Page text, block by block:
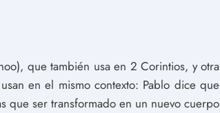
que también usa en 2 Corintios, y otra
en el mismo contexto: Pablo dice que
que ser transformado en un nuevo cuerpo